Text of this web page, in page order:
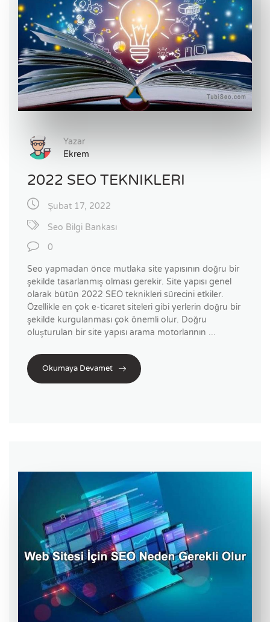
Yazar
Ekrem
2022 SEO TEKNIKLERI
Şubat 17, 2022
Seo Bilgi Bankası
0
Seo yapmadan önce mutlaka site yapısının doğru bir
şekilde tasarlanmış olması gerekir. Site yapısı genel
olarak bütün 2022 SEO teknikleri sürecini etkiler.
Özellikle en çok e-ticaret siteleri gibi yerlerin doğru bir
şekilde kurgulanması çok önemli olur. Doğru
oluşturulan bir site yapısı arama motorlarının ...
Okumaya Devamet